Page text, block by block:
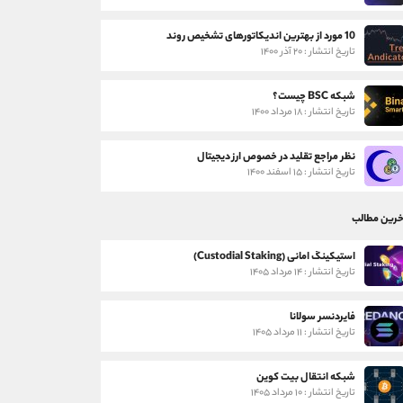
10 مورد از بهترین اندیکاتورهای تشخیص روند
تاریخ انتشار : ۲۰ آذر ۱۴۰۰
شبکه BSC چیست؟
تاریخ انتشار : ۱۸ مرداد ۱۴۰۰
نظر مراجع تقلید در خصوص ارز دیجیتال
تاریخ انتشار : ۱۵ اسفند ۱۴۰۰
مطالب
استیکینگ امانی (Custodial Staking)
تاریخ انتشار : ۱۴ مرداد ۱۴۰۵
فایردنسر سولانا
تاریخ انتشار : ۱۱ مرداد ۱۴۰۵
شبکه انتقال بیت کوین
تاریخ انتشار : ۱۰ مرداد ۱۴۰۵